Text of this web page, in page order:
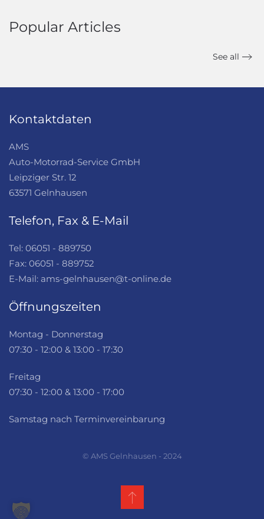
Popular Articles
See all
Kontaktdaten
AMS
Auto-Motorrad-Service GmbH
Leipziger Str. 12
63571 Gelnhausen
Telefon, Fax & E-Mail
Tel: 06051 - 889750
Fax: 06051 - 889752
E-Mail: ams-gelnhausen@t-online.de
Öffnungszeiten
Montag - Donnerstag
07:30 - 12:00 & 13:00 - 17:30
Freitag
07:30 - 12:00 & 13:00 - 17:00
Samstag nach Terminvereinbarung
© AMS Gelnhausen - 2024